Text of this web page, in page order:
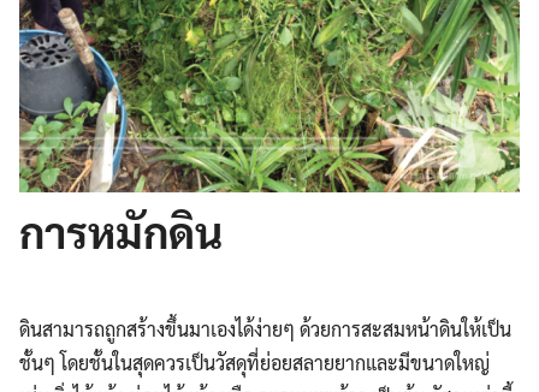
การหมักดิน
ดินสามารถถูกสร้างขึ้นมาเองได้ง่ายๆ ด้วยการสะสมหน้าดินให้เป็น
ชั้นๆ โดยชั้นในสุดควรเป็นวัสดุที่ย่อยสลายยากและมีขนาดใหญ่